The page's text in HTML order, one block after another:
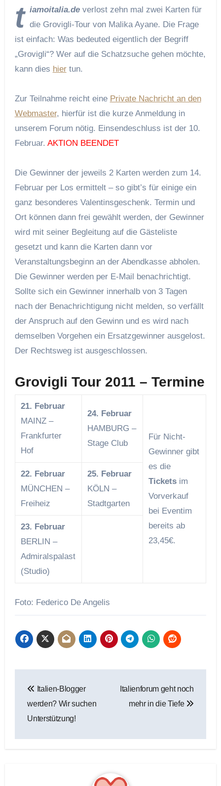
t iamoitalia.deverlost zehn mal zwei Karten für
die Grovigli-Tour von Malika Ayane. Die Frage
ist einfach: Was bedeuted eigentlich der Begriff
„Grovigli“? Wer auf die Schatzsuche gehen möchte,
kann dies hiertun.
Zur Teilnahme reicht eine Private Nachricht an den
Webmaster, hierfür ist die kurze Anmeldung in
unserem Forum nötig. Einsendeschluss ist der 10.
Februar. AKTION BEENDET
Die Gewinner der jeweils 2 Karten werden zum 14.
Februar per Los ermittelt – so gibt’s für einige ein
ganz besonderes Valentinsgeschenk. Termin und
Ort können dann frei gewählt werden, der Gewinner
wird mit seiner Begleitung auf die Gästeliste
gesetzt und kann die Karten dann vor
Veranstaltungsbeginn an der Abendkasse abholen.
Die Gewinner werden per E-Mail benachrichtigt.
Sollte sich ein Gewinner innerhalb von 3 Tagen
nach der Benachrichtigung nicht melden, so verfällt
der Anspruch auf den Gewinn und es wird nach
demselben Vorgehen ein Ersatzgewinner ausgelost.
Der Rechtsweg ist ausgeschlossen.
Grovigli Tour 2011 – Termine
21. Februar
MAINZ –
Frankfurter
Hof
24. Februar
HAMBURG –
Stage Club
Für Nicht-
Gewinner gibt
es die
Ticketsim
Vorverkauf
bei Eventim
bereits ab
23,45€.
22. Februar
MÜNCHEN –
Freiheiz
25. Februar
KÖLN –
Stadtgarten
23. Februar
BERLIN –
Admiralspalast
(Studio)
Foto: Federico De Angelis
Italien-Blogger
werden? Wir suchen
Unterstützung!
Italienforum geht noch
mehr in die Tiefe